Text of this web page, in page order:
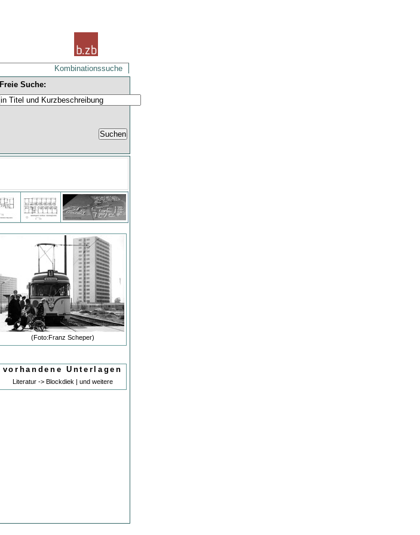
Kombinationssuche
Freie Suche:
(Foto:Franz Scheper)
vorhandene Unterlagen
Literatur -> Blockdiek | und weitere